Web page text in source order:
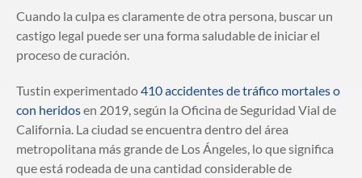
Cuando la culpa es claramente de otra persona, buscar un
castigo legal puede ser una forma saludable de iniciar el
proceso de curación.
Tustin experimentado410 accidentes de tráfico mortales o
con heridosen 2019, según la Oficina de Seguridad Vial de
California. La ciudad se encuentra dentro del área
metropolitana más grande de Los Ángeles, lo que significa
que está rodeada de una cantidad considerable de